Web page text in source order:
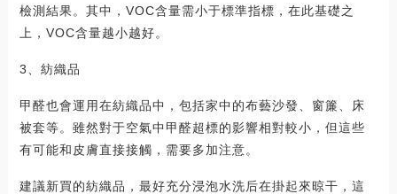
檢測結果。其中，VOC含量需小于標準指標，在此基礎之
上，VOC含量越小越好。
3、紡織品
甲醛也會運用在紡織品中，包括家中的布藝沙發、窗簾、床
被套等。雖然對于空氣中甲醛超標的影響相對較小，但這些
有可能和皮膚直接接觸，需要多加注意。
建議新買的紡織品，最好充分浸泡水洗后在掛起來晾干，這